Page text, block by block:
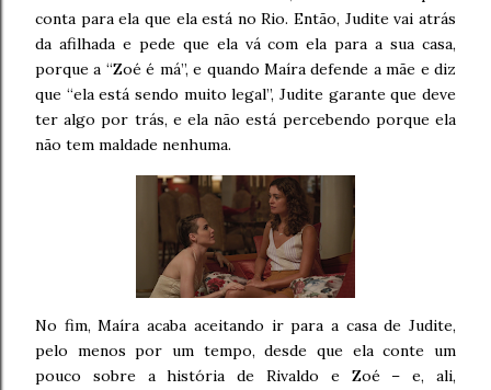
conta para ela que ela está no Rio. Então, Judite vai atrás
da afilhada e pede que ela vá com ela para a sua casa,
porque a “Zoé é má”, e quando Maíra defende a mãe e diz
que “ela está sendo muito legal”, Judite garante que deve
ter algo por trás, e ela não está percebendo porque ela
não tem maldade nenhuma.
No fim, Maíra acaba aceitando ir para a casa de Judite,
pelo menos por um tempo, desde que ela conte um
pouco sobre a história de Rivaldo e Zoé – e, ali,